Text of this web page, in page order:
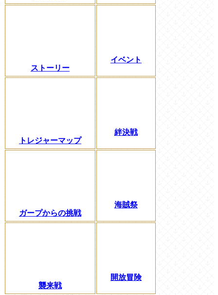
ストーリー
イベント
トレジャーマップ
絆決戦
ガープからの挑戦
海賊祭
襲来戦
開放冒険